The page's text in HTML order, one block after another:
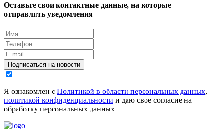
Оставьте свои контактные данные, на которые
отправлять уведомления
Подписаться на новости
Я ознакомлен с Политикой в области персональных данных,
политикой конфиденциальности и даю свое согласие на
обработку персональных данных.